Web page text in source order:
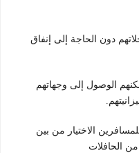
دون الحاجة إلى إنفاق
الوصول إلى وجهاتهم
الاختيار من بين
الحافلات